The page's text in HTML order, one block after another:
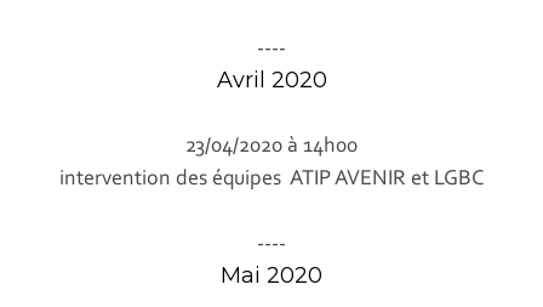
----
Avril 2020
23/04/2020 à 14h00
intervention des équipes ATIP AVENIR et LGBC
----
Mai 2020